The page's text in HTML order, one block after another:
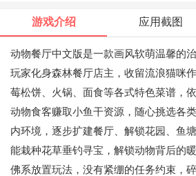
游戏介绍 应用截图
动物餐厅中文版是一款画风软萌温馨的
玩家化身森林餐厅店主，收留流浪猫咪
莓松饼、火锅、面食等各式特色菜谱，
动物食客赚取小鱼干资源，随心挑选各
内环境，逐步扩建餐厅、解锁花园、鱼
能栽种花草垂钓寻宝，解锁动物背后的
佛系放置玩法，没有紧绷的任务约束，